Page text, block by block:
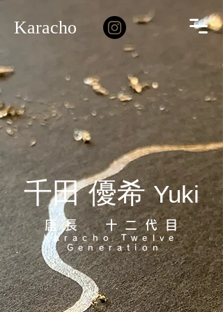
Karacho
千田 優希Yuki
唐長 十二代目
Karacho Twelve ​
Generation